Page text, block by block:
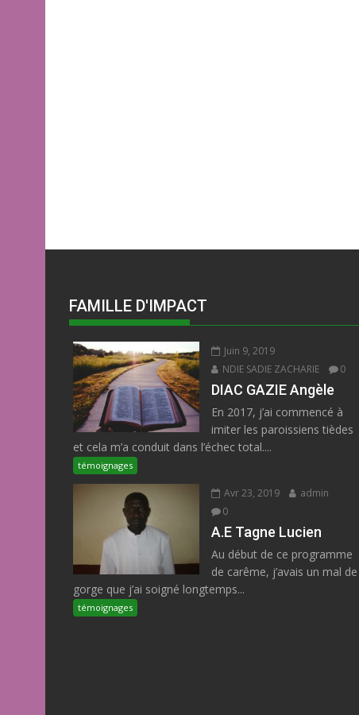
FAMILLE D'IMPACT
Juin 9, 2019
NDIE SADIE ZACHARIE
0
DIAC GAZIE Angèle
En 2017, j’ai commencé à
imiter les paroissiens tièdes
et cela m’a conduit dans l’échec total....
témoignages
Avr 23, 2019
admin
0
A.E Tagne Lucien
Au début de ce programme
de carême, j’avais un mal de
gorge que j’ai soigné longtemps...
témoignages